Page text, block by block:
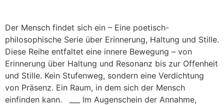
Der Mensch findet sich ein – Eine poetisch-
philosophische Serie über Erinnerung, Haltung und Stille.
Diese Reihe entfaltet eine innere Bewegung – von
Erinnerung über Haltung und Resonanz bis zur Offenheit
und Stille. Kein Stufenweg, sondern eine Verdichtung
von Präsenz. Ein Raum, in dem sich der Mensch
einfinden kann. ___ Im Augenschein der Annahme,